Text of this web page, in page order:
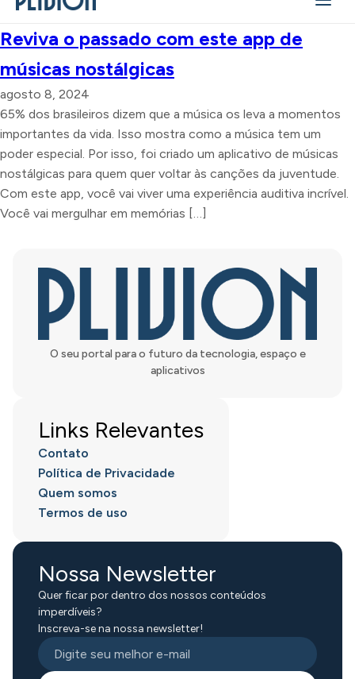
Reviva o passado com este app de
músicas nostálgicas
agosto 8, 2024
65% dos brasileiros dizem que a música os leva a momentos
importantes da vida. Isso mostra como a música tem um
poder especial. Por isso, foi criado um aplicativo de músicas
nostálgicas para quem quer voltar às canções da juventude.
Com este app, você vai viver uma experiência auditiva incrível.
Você vai mergulhar em memórias […]
O seu portal para o futuro da tecnologia, espaço e
aplicativos
Links Relevantes
Contato
Política de Privacidade
Quem somos
Termos de uso
Nossa Newsletter
Quer ficar por dentro dos nossos conteúdos
imperdíveis?
Inscreva-se na nossa newsletter!